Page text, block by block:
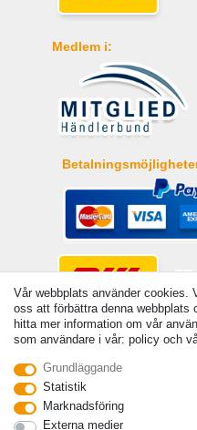
Medlem i:
© Copyright 2026 | Alla rattigheter
moms | För grundpris, se respektive
Withdraw from contract
Vår webbplats använder cookies.
oss att förbättra denna webbplats
hitta mer information om vår
som användare i vår: policy och
Grundläggande
Statistik
Marknadsföring
Externa medier